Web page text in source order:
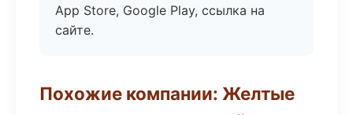
App Store, Google Play, ссылка на
сайте.
Похожие компании: Желтые